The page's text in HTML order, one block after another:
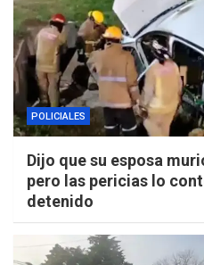
POLICIALES
Dijo que su esposa
pero las pericias lo
detenido